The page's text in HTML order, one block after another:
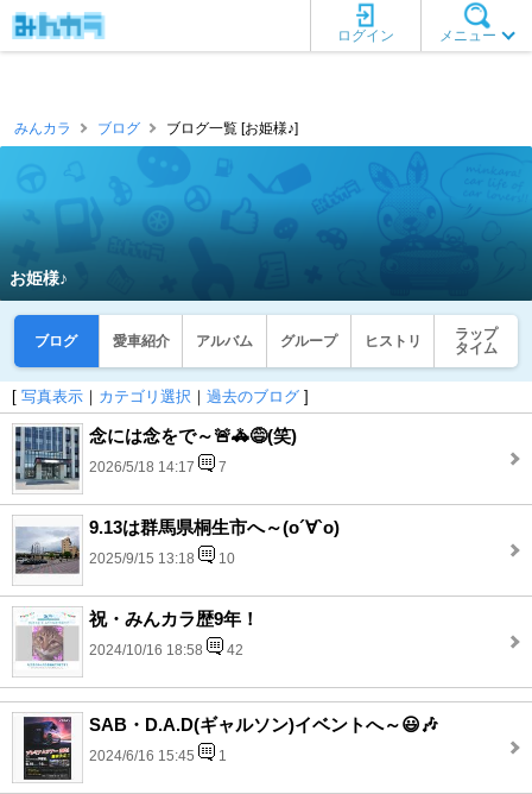
メニュー
ログイン
みんカラ ブログ ブログ一覧 [お姫様♪]
お姫様♪
ブログ 愛車紹介 アルバム グループ ヒストリ
ラップ
タイム
[ 写真表示 ｜ カテゴリ選択 ｜ 過去のブログ ]
念には念をで～🚨🚓😅(笑)
2026/5/18 14:17 7
9.13は群馬県桐生市へ～(о´∀`о)
2025/9/15 13:18 10
祝・みんカラ歴9年！
2024/10/16 18:58 42
SAB・D.A.D(ギャルソン)イベントへ～😃🎶
2024/6/16 15:45 1